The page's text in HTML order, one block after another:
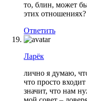
то, блин, может
этих отношениях?
Ответить
Ларёк
лично я думаю,
что просто
значит, что нам